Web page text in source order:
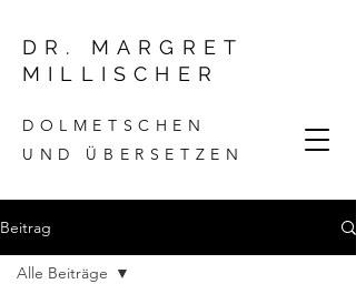
DR. MARGRET
MILLISCHER
DOLMETSCHEN
UND ÜBERSETZEN
Beitrag
Alle Beiträge